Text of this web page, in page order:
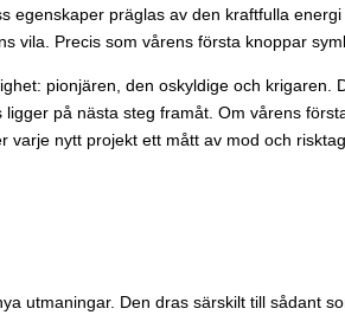
egenskaper präglas av den kraftfulla
vila. Precis som vårens första knoppar
pionjären, den oskyldige och
på nästa steg framåt. Om vårens
nytt projekt ett mått av mod och
utmaningar. Den dras särskilt till sådant